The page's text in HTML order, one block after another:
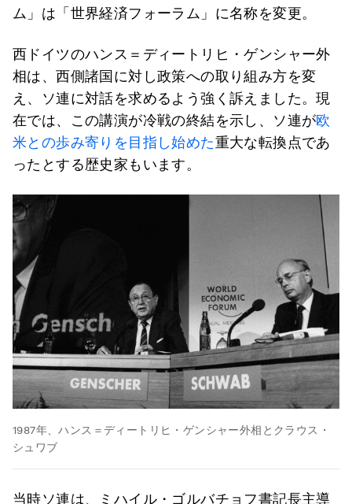
ム」は「世界経済フォーラム」に名称を変更。
西ドイツのハンス＝ディートリヒ・ゲンシャー外
相は、西側諸国に対し政策への取り組み方を変
え、ソ連に対話を求めるよう強く訴えました。現
在では、この講演が冷戦の終結を示し、ソ連が欧
米との歩み寄りを目指し始めた重大な転換点であ
ったとする歴史家もいます。
1987年、ハンス＝ディートリヒ・ゲンシャー外相とクラウス・
シュワブ
当時ソ連は、ミハイル・ゴルバチョフ書記長主導